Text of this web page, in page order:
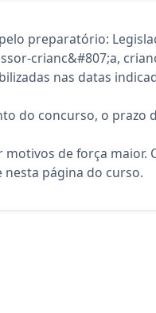
preparatório:
crianc&#807;a,
nas datas
do concurso, o
de força maior.
página do curso.